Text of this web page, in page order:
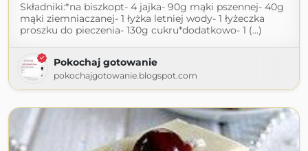
Składniki:*na biszkopt- 4 jajka- 90g mąki pszennej- 40g
mąki ziemniaczanej- 1 łyżka letniej wody- 1 łyżeczka
proszku do pieczenia- 130g cukru*dodatkowo- 1 (...)
Pokochaj gotowanie
pokochajgotowanie.blogspot.com